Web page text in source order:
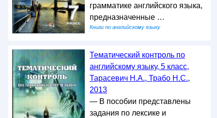
грамматике английского языка,
предназначенные …
Книги по английскому языку
Тематический контроль по
английскому языку, 5 класс,
Тарасевич Н.А., Трабо Н.С.,
2013
— В пособии представлены
задания по лексике и